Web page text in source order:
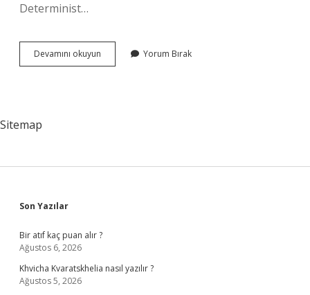
Determinist…
Devamını okuyun Determinizm
Ve
Yorum Bırak
Sitemap
Sidebar
Son Yazılar
Bir atıf kaç puan alır ?
Ağustos 6, 2026
Khvicha Kvaratskhelia nasıl yazılır ?
Ağustos 5, 2026